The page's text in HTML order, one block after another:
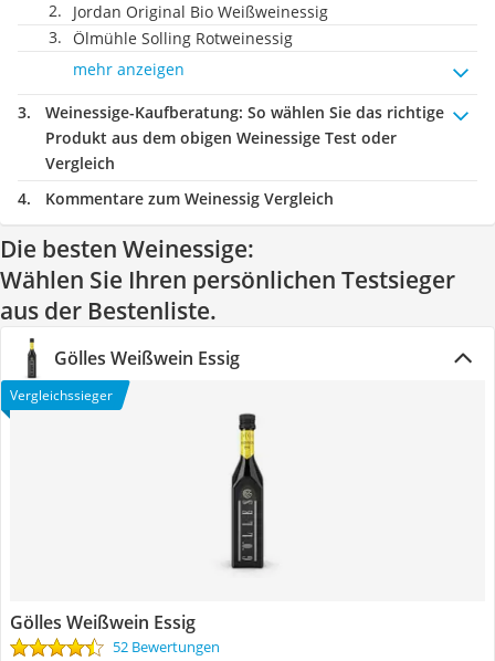
Jordan Original Bio Weißweinessig
Ölmühle Solling Rotweinessig
mehr anzeigen
Weinessige-Kaufberatung: So wählen Sie das richtige
Produkt aus dem obigen Weinessige Test oder
Vergleich
Kommentare zum Weinessig Vergleich
Die besten Weinessige:
Wählen Sie Ihren persönlichen Testsieger
aus der Bestenliste.
Gölles Weißwein Essig
Vergleichssieger
Gölles Weißwein Essig
52 Bewertungen